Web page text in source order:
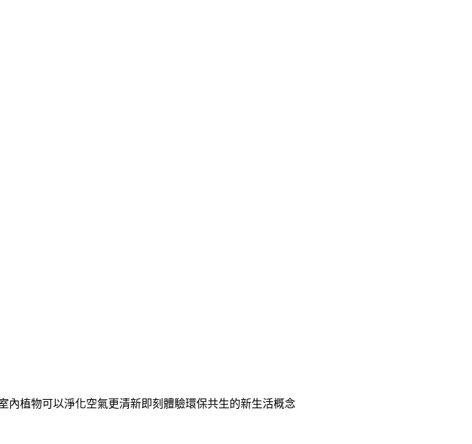
內植物可以淨化空氣更清新即刻體驗環保共生的新生活概念